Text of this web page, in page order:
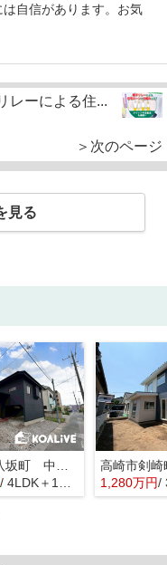
自信があります。お気
レーによる住...
＞次のページ
見る
/ 4LDK＋1S(納戸) 1,280万円/